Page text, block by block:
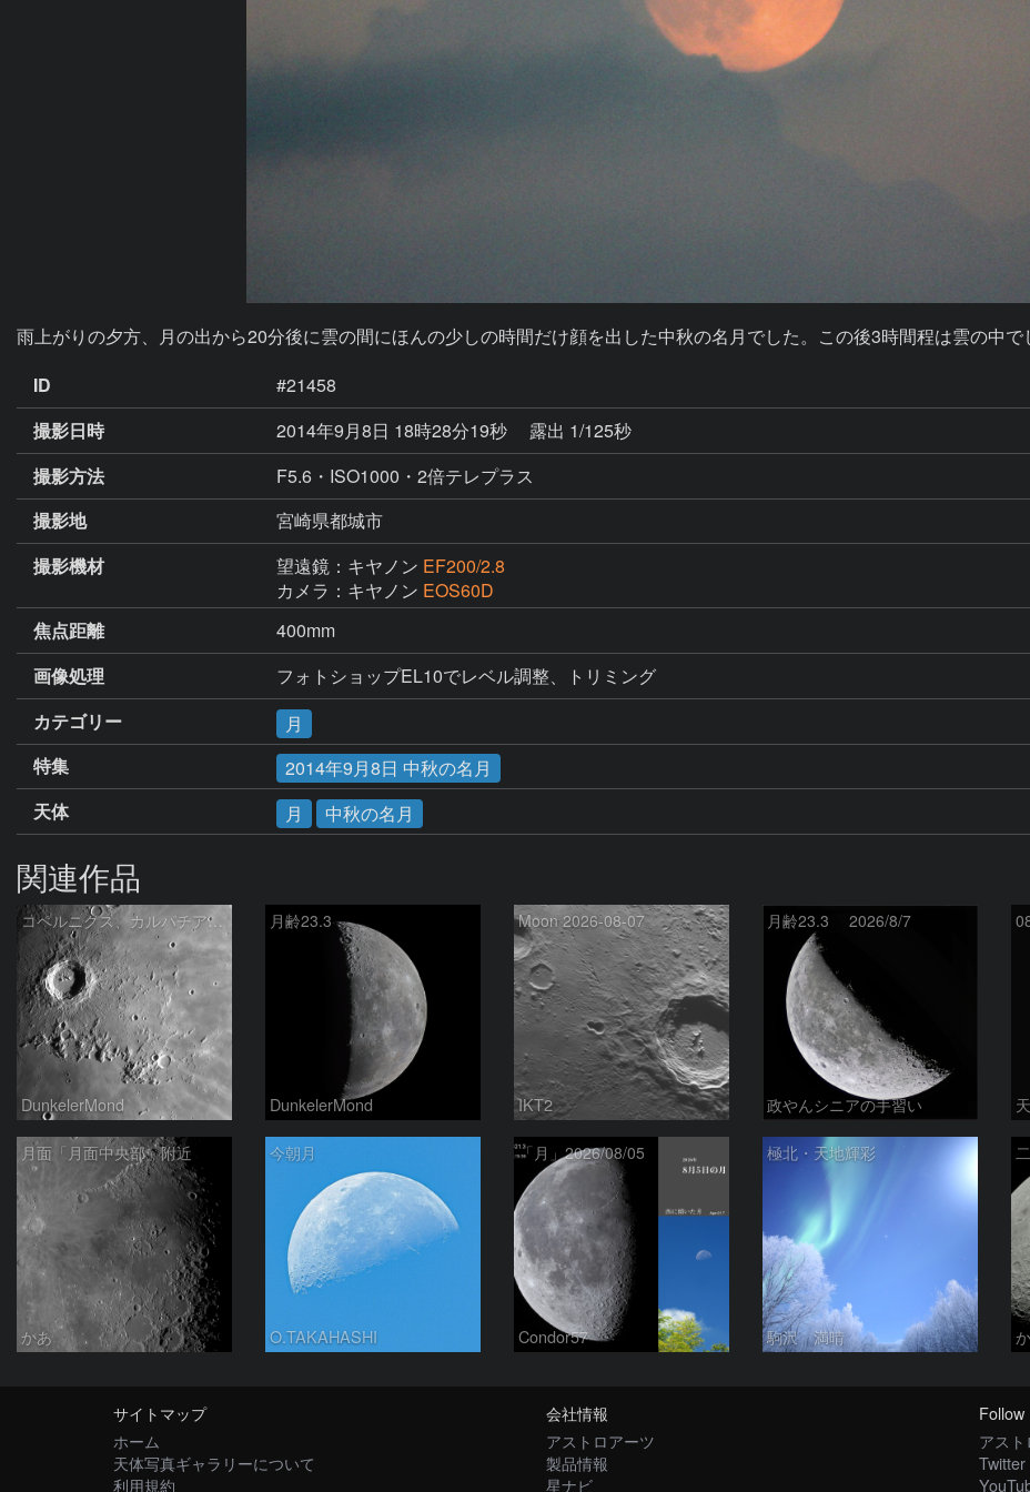
雨上がりの夕方、月の出から20分後に雲の間にほんの少しの時間だけ顔を出した中秋の名月でした。この後3時間程は雲の中で
ID
#21458
撮影日時
2014年9月8日 18時28分19秒
露出 1/125秒
撮影方法
F5.6・ISO1000・2倍テレプラス
撮影地
宮崎県都城市
撮影機材
望遠鏡：キヤノン EF200/2.8
カメラ：キヤノン EOS60D
焦点距離
400mm
画像処理
フォトショップEL10でレベル調整、トリミング
カテゴリー
月
特集
2014年9月8日 中秋の名月
天体
月 中秋の名月
関連作品
コペルニクス、カルパチア山脈付近
DunkelerMond
月齢23.3
DunkelerMond
Moon 2026-08-07
IKT2
月齢23.3 2026/8/7
政やんシニアの手習い
月面「月面中央部」附近
かあ
今朝月
O.TAKAHASHI
「月」2026/08/05
Condor57
極北・天地輝彩
駒沢 満晴
サイトマップ
ホーム
天体写真ギャラリーについて
利用規約
会社情報
アストロアーツ
製品情報
星ナビ
Follow
アス
Twitter